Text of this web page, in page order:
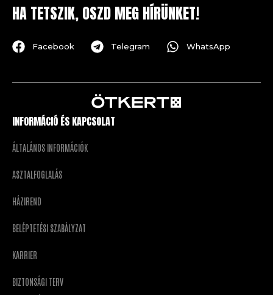
HA TETSZIK, OSZD MEG HÍRÜNKET!
Facebook Telegram WhatsApp
INFORMÁCIÓ ÉS KAPCSOLAT
ÁLTALÁNOS INFORMÁCIÓK
ASZTALFOGLALÁS
HÁZIREND
BELÉPTETÉSI SZABÁLYZAT
KARRIER
BIZTONSÁGI TERV